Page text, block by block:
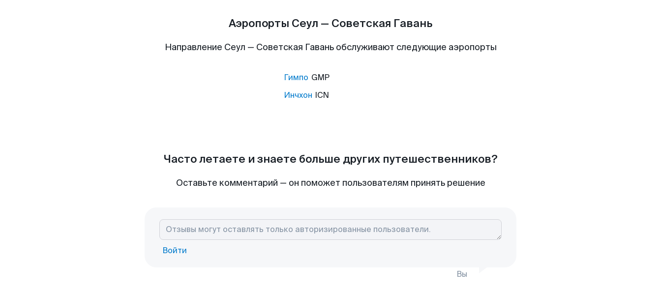
Аэропорты Сеул — Советская Гавань
Направление Сеул — Советская Гавань обслуживают следующие аэропорты
Гимпо GMP
Инчхон ICN
Часто летаете и знаете больше других путешественников?
Оставьте комментарий — он поможет пользователям принять решение
Войти
Вы